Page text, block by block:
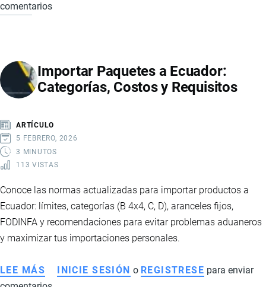
FODINFA
X
4
comentarios
Importar Paquetes a Ecuador:
Categorías, Costos y Requisitos
ARTÍCULO
5 FEBRERO, 2026
3 MINUTOS
113 VISTAS
Conoce las normas actualizadas para importar productos a
Ecuador: límites, categorías (B 4x4, C, D), aranceles fijos,
FODINFA y recomendaciones para evitar problemas aduaneros
y maximizar tus importaciones personales.
LEE MÁS SOBRE
INICIE SESIÓN o REGISTRESE para enviar